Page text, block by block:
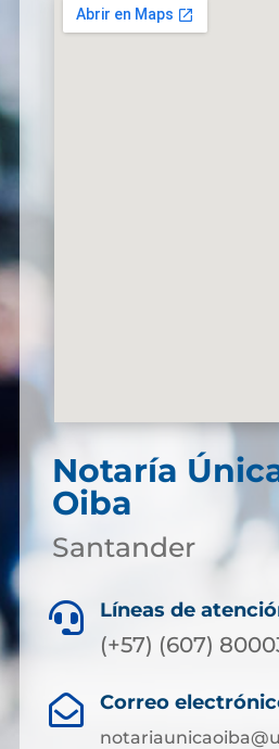
Notaría
Oiba
Santander
 Líneas de
(+57) (607)
 Correo